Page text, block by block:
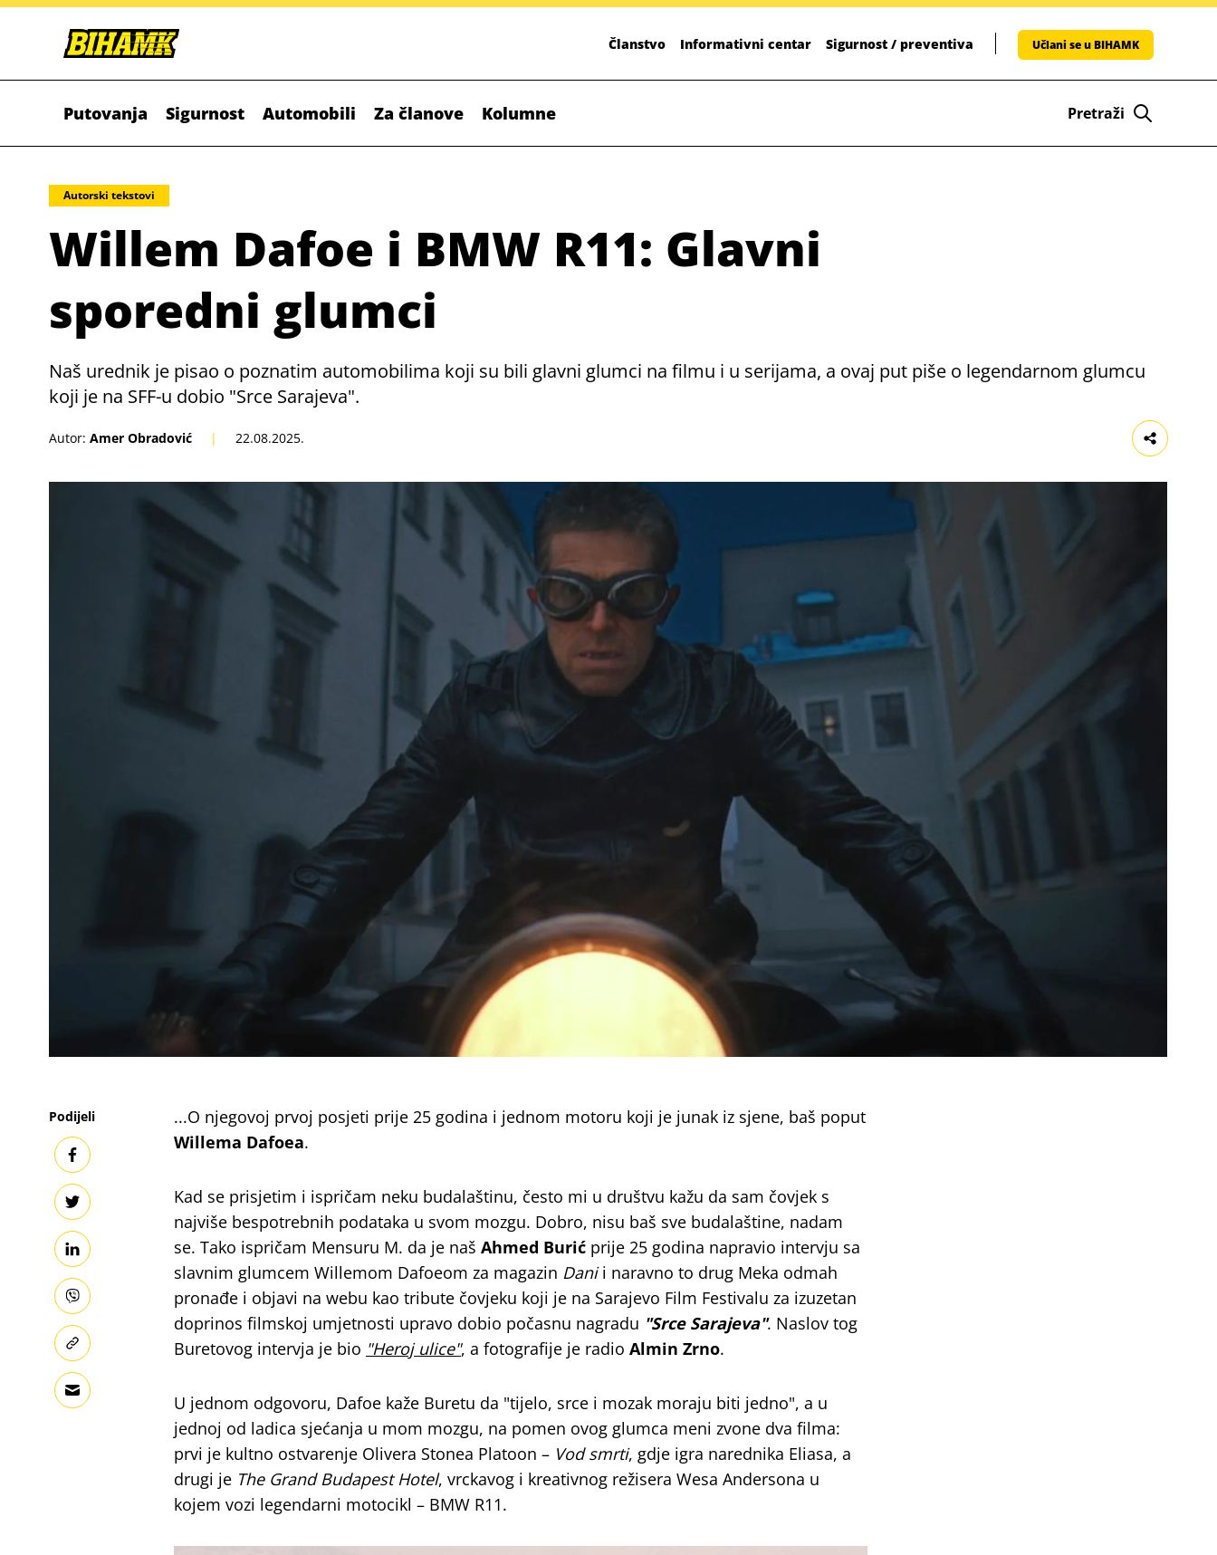
Članstvo Informativni centar Sigurnost / preventiva Učlani se u BIHAMK
Putovanja Sigurnost Automobili Za članove Kolumne Pretraži
Autorski tekstovi
Willem Dafoe i BMW R11: Glavni
sporedni glumci
Naš urednik je pisao o poznatim automobilima koji su bili glavni glumci na filmu i u serijama, a ovaj put piše o legendarnom glumcu
koji je na SFF-u dobio "Srce Sarajeva".
Autor: Amer Obradović | 22.08.2025.
Podijeli
...O njegovoj prvoj posjeti prije 25 godina i jednom motoru koji je junak iz sjene, baš poput
Willema Dafoea.
Kad se prisjetim i ispričam neku budalaštinu, često mi u društvu kažu da sam čovjek s
najviše bespotrebnih podataka u svom mozgu. Dobro, nisu baš sve budalaštine, nadam
se. Tako ispričam Mensuru M. da je naš Ahmed Burić prije 25 godina napravio intervju sa
slavnim glumcem Willemom Dafoeom za magazin Danii naravno to drug Meka odmah
pronađe i objavi na webu kao tribute čovjeku koji je na Sarajevo Film Festivalu za izuzetan
doprinos filmskoj umjetnosti upravo dobio počasnu nagradu "Srce Sarajeva". Naslov tog
Buretovog intervja je bio "Heroj ulice", a fotografije je radio Almin Zrno.
U jednom odgovoru, Dafoe kaže Buretu da "tijelo, srce i mozak moraju biti jedno", a u
jednoj od ladica sjećanja u mom mozgu, na pomen ovog glumca meni zvone dva filma:
prvi je kultno ostvarenje Olivera Stonea Platoon – Vod smrti, gdje igra narednika Eliasa, a
drugi je The Grand Budapest Hotel, vrckavog i kreativnog režisera Wesa Andersona u
kojem vozi legendarni motocikl – BMW R11.